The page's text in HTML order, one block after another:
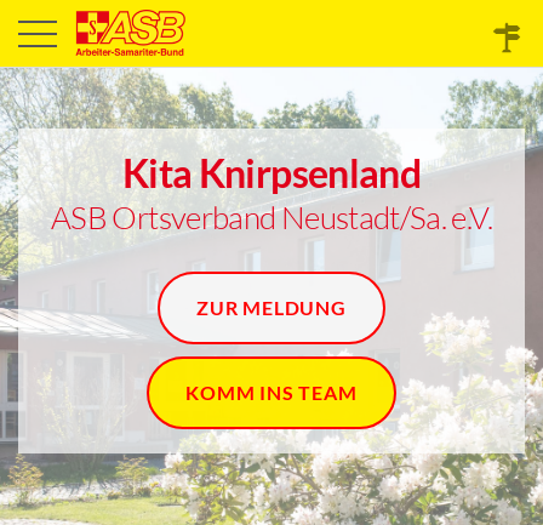
Kita Knirpsenland
ASB Ortsverband Neustadt/Sa. e.V.
ZUR MELDUNG
KOMM INS TEAM